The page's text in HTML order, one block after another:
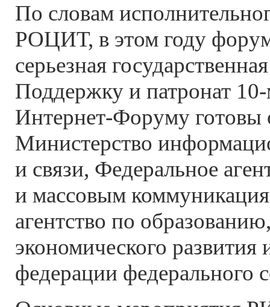
По словам
РОЦИТ, в этом году
серьезная
Поддержку и патронат
Интернет-Форуму готовы
Министерство
и связи, Федеральное
и массовым
агентство по
экономического развития
федерации федерального